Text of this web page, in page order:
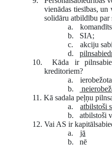
vienādas tiesības,
solidāru atbildību par
a.
b.
SIA;
c.
akciju
d.
10.
Kāda ir
kreditoriem?
a.
b.
11. Kā sadala peļņu
a.
atbilstoši
b.
atbilstoši
12. Vai AS ir
a.
jā
b.
nē